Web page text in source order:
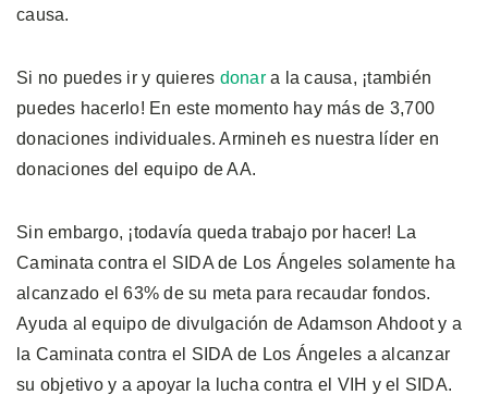
causa.
Si no puedes ir y quieres donara la causa, ¡también
puedes hacerlo! En este momento hay más de 3,700
donaciones individuales. Armineh es nuestra líder en
donaciones del equipo de AA.
Sin embargo, ¡todavía queda trabajo por hacer! La
Caminata contra el SIDA de Los Ángeles solamente ha
alcanzado el 63% de su meta para recaudar fondos.
Ayuda al equipo de divulgación de Adamson Ahdoot y a
la Caminata contra el SIDA de Los Ángeles a alcanzar
su objetivo y a apoyar la lucha contra el VIH y el SIDA.